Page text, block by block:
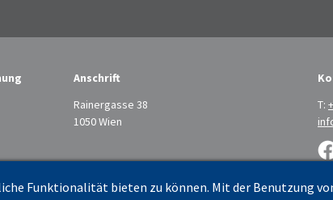
Anschrift
Rainergasse 38
1050 Wien
T:
Funktionalität bieten zu können. Mit der Benutzung